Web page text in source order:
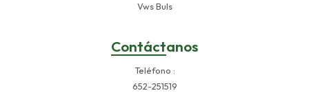
Vws Buls
Contáctanos
Teléfono
652-251519